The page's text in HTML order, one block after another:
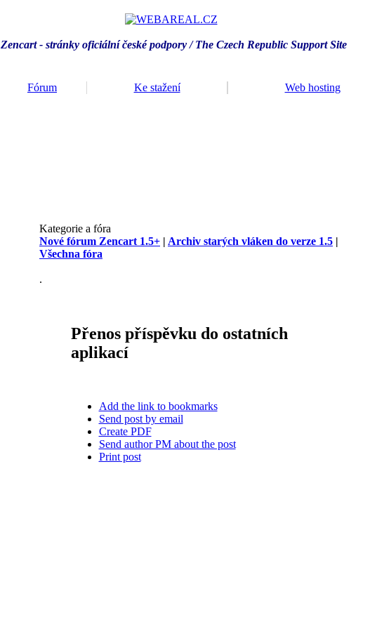
Zencart - stránky oficiální české podpory / The Czech Republic Support Site
Fórum Ke stažení Web hosting
Kategorie a fóra
Nové fórum Zencart 1.5+ | Archiv starých vláken do verze 1.5 |
Všechna fóra
.
Přenos příspěvku do ostatních
aplikací
Add the link to bookmarks
Send post by email
Create PDF
Send author PM about the post
Print post